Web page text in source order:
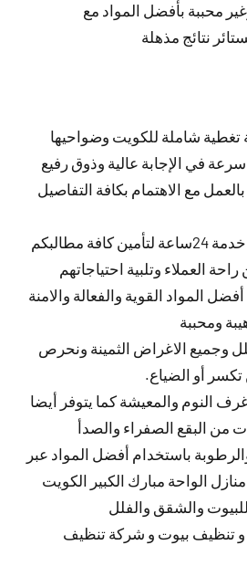
محببة بأفضل المواد مع
نتائج مذهلة
تغطية شاملة للكويت وضواحيها
في الإجابة عالية وذوق رفيع
مع الاهتمام بكافة التفاصيل
خدمة تنظيف منازل خدمة 24ساعة لتأمين كافة مطالبكم
العملاء وتلبية احتياجاتهم
المواد القوية والفعالة والامنة
ومحببة
وجميع الاغراض الثمينة ونحرص
أو الضياع.
النوم والمعيشة كما يتوفر أيضا
من البقع الصفراء والصدأ
باستخدام أفضل المواد عبر
الواحة مبارك الكبير الكويت
والشقق والفلل
تنظيف بيوت و شركة تنظيف